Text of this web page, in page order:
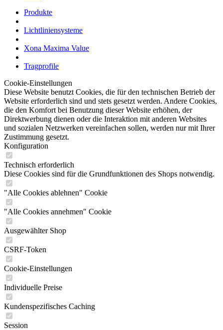
Produkte
Lichtliniensysteme
Xona Maxima Value
Tragprofile
Cookie-Einstellungen
Diese Website benutzt Cookies, die für den technischen Betrieb der
Website erforderlich sind und stets gesetzt werden. Andere Cookies,
die den Komfort bei Benutzung dieser Website erhöhen, der
Direktwerbung dienen oder die Interaktion mit anderen Websites
und sozialen Netzwerken vereinfachen sollen, werden nur mit Ihrer
Zustimmung gesetzt.
Konfiguration
Technisch erforderlich
Diese Cookies sind für die Grundfunktionen des Shops notwendig.
"Alle Cookies ablehnen" Cookie
"Alle Cookies annehmen" Cookie
Ausgewählter Shop
CSRF-Token
Cookie-Einstellungen
Individuelle Preise
Kundenspezifisches Caching
Session